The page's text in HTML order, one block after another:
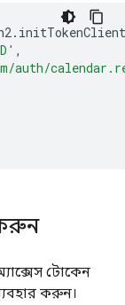
. initTokenClient
,
auth/
টোকেন
করুন।